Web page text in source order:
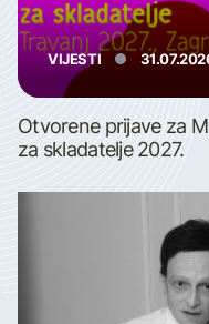
VIJESTI
Otvorene prijave za
za skladatelje 2027.